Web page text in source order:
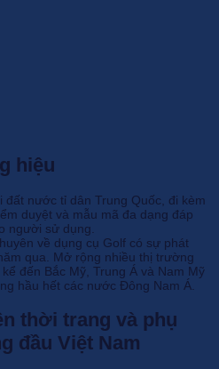
hiệu
đất nước tỉ dân Trung Quốc, đi kèm
duyệt và mẫu mã đa dạng đáp
người sử dụng.
về dụng cụ Golf có sự phát
qua. Mở rộng nhiều thị trường
đến Bắc Mỹ, Trung Á và Nam Mỹ
hầu hết các nước Đông Nam Á.
thời trang và phụ
đầu Việt Nam